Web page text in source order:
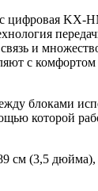
цифровая KX-
и
с комфортом
блоками
которой
см (3,5 дюйма),